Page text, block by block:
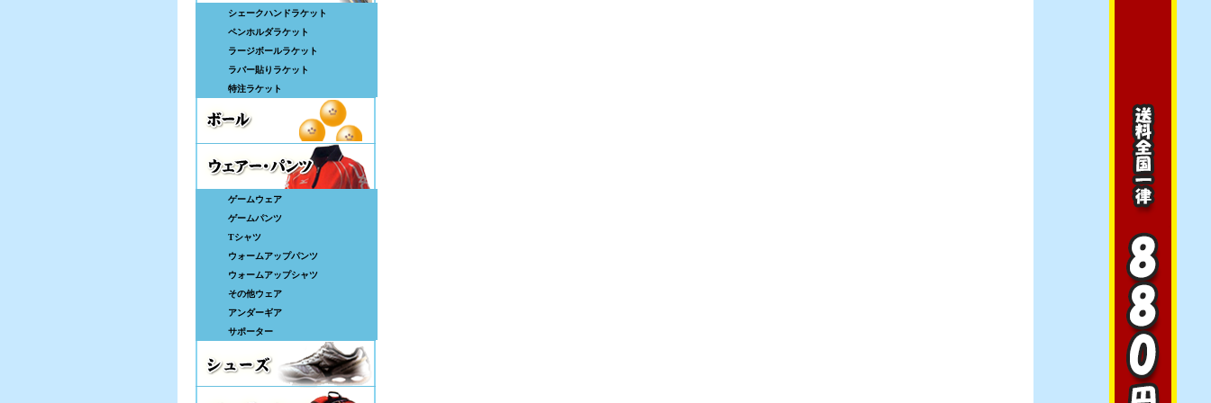
シェークハンドラケット
ペンホルダラケット
ラージボールラケット
ラバー貼りラケット
特注ラケット
ゲームウェア
ゲームパンツ
Tシャツ
ウォームアップパンツ
ウォームアップシャツ
その他ウェア
アンダーギア
サポーター